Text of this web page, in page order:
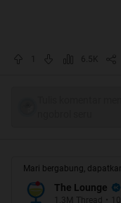
6.5K
Mari bergabung,
The Lounge
1.3M Thread •